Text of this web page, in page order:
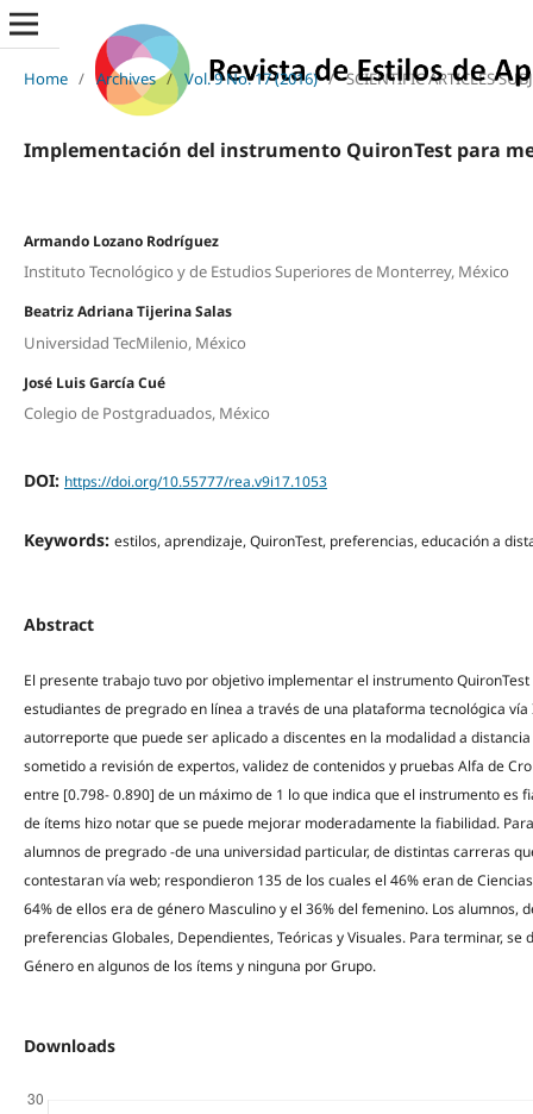
Home / Archives / Vol. 9 No. 17 (2016) / SCIENTIFIC ARTICLES
Implementación del instrumento QuironTest para
Armando Lozano Rodríguez
Instituto Tecnológico y de Estudios Superiores de Monterrey, México
Beatriz Adriana Tijerina Salas
Universidad TecMilenio, México
José Luis García Cué
Colegio de Postgraduados, México
DOI: https://doi.org/10.55777/rea.v9i17.1053
Keywords: estilos, aprendizaje, QuironTest, preferencias, educación a
Abstract
El presente trabajo tuvo por objetivo implementar el instrumento
estudiantes de pregrado en línea a través de una plataforma tecnológica
autorreporte que puede ser aplicado a discentes en la modalidad a
sometido a revisión de expertos, validez de contenidos y pruebas Alfa de
entre [0.798- 0.890] de un máximo de 1 lo que indica que el instrumento es
de ítems hizo notar que se puede mejorar moderadamente la fiabilidad.
alumnos de pregrado -de una universidad particular, de distintas carreras
contestaran vía web; respondieron 135 de los cuales el 46% eran de
64% de ellos era de género Masculino y el 36% del femenino. Los alumnos,
preferencias Globales, Dependientes, Teóricas y Visuales. Para terminar,
Género en algunos de los ítems y ninguna por Grupo.
Downloads